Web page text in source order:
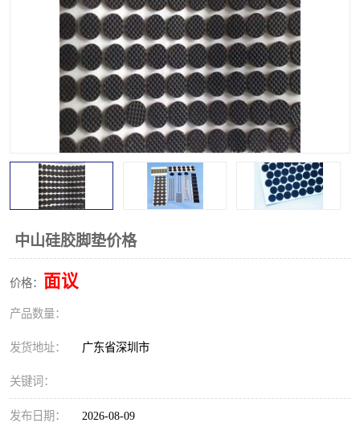
中山硅胶脚垫价格
价格： 面议
产品数量：
发货地址： 广东省深圳市
关键词：
发布日期： 2026-08-09
佛橡胶泡棉